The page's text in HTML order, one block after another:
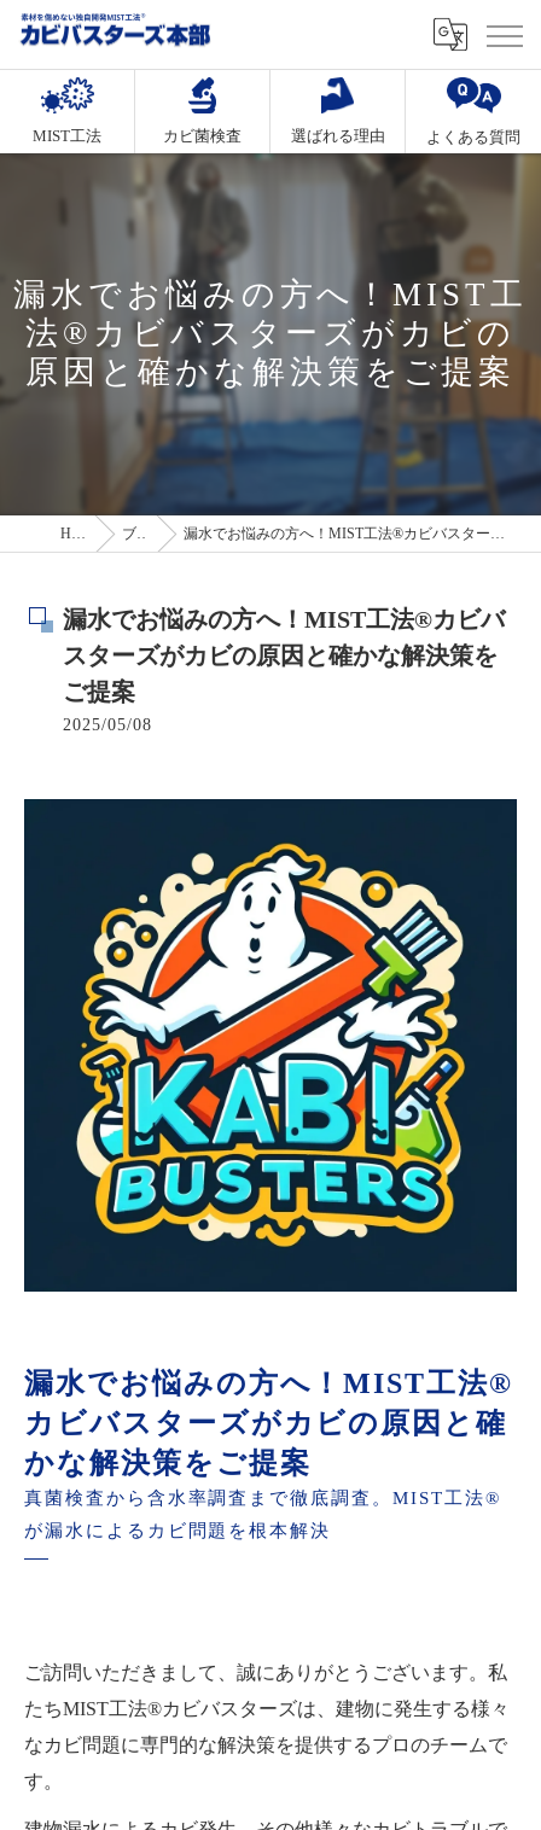
MIST工法 カビ菌検査 選ばれる理由 よくある質問
漏水でお悩みの方へ！MIST工
法®カビバスターズがカビの
原因と確かな解決策をご提案
HOME ブログ 漏水でお悩みの方へ！MIST工法®カビバスターズがカビの原因と確かな解決策をご提案
漏水でお悩みの方へ！MIST工法®カビバ
スターズがカビの原因と確かな解決策を
ご提案
2025/05/08
漏水でお悩みの方へ！MIST工法®
カビバスターズがカビの原因と確
かな解決策をご提案
真菌検査から含水率調査まで徹底調査。MIST工法®
が漏水によるカビ問題を根本解決
ご訪問いただきまして、誠にありがとうございます。私
たちMIST工法®カビバスターズは、建物に発生する様々
なカビ問題に専門的な解決策を提供するプロのチームで
す。